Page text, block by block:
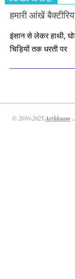
हमारी आंखें
इंसान से लेकर हाथी,
चिड़ियों तक धरती पर
© 2010-2025Arthkaam